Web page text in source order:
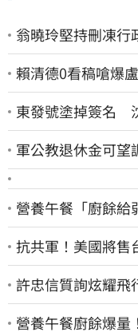
翁曉玲堅持刪凍行
賴清德0看稿嗆爆
東發號塗掉簽名
軍公教退休金可望
營養午餐「廚餘給
抗共軍！美國將售
許忠信質詢炫耀飛
營養午餐廚餘爆